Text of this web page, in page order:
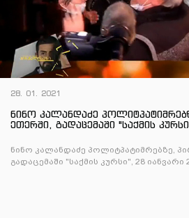
28. 01. 2021
ნინო კალანდაძე
ეთერში, გადაცემაში "საქმის
ნინო კალანდაძე პოლიტპატიმრებზე,
გადაცემაში "საქმის კურსი", 28 იანვარი